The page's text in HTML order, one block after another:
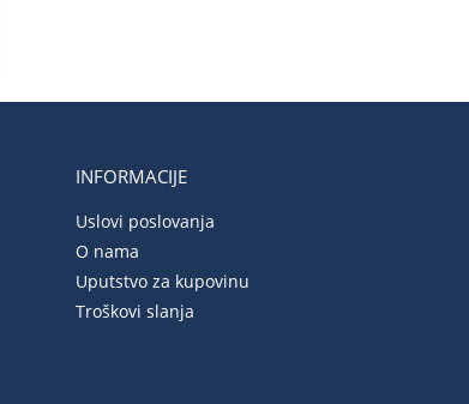
INFORMACIJE
Uslovi poslovanja
O nama
Uputstvo za kupovinu
Troškovi slanja